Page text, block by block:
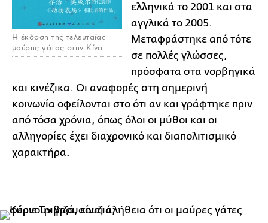
Η έκδοση της τελευταίας
μαύρης γάτας στην Κίνα
ελληνικά το 2001 και στα
αγγλικά το 2005.
Μεταφράστηκε από τότε
σε πολλές γλώσσες,
πρόσφατα στα νορβηγικά
και κινέζικα. Οι αναφορές στη σημερινή
κοινωνία οφείλονται στο ότι αν και γράφτηκε πριν
από τόσα χρόνια, όπως όλοι οι μύθοι και οι
αλληγορίες έχει διαχρονικό και διαπολιτισμικό
χαρακτήρα.